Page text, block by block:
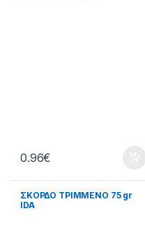
0.96€
ΣΚΟΡΔΟ ΤΡΙΜΜΕΝΟ 75 gr
IDA